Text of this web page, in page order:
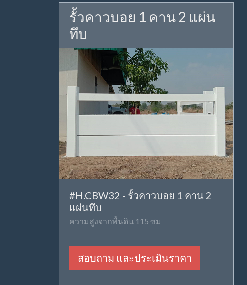
รั้วคาวบอย 1 คาน 2 แผ่น
ทึบ
#H.CBW32 - รั้วคาวบอย 1 คาน 2
แผ่นทึบ
ความสูงจากพื้นดิน 115 ซม
สอบถาม และประเมินราคา